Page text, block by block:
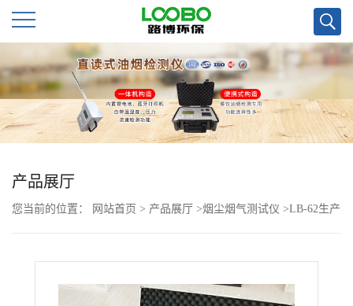
公
司
首
页
公
产品展厅
您当前的位置： 网站首页 > 产品展厅 >烟尘烟气测试仪 >LB-62生产